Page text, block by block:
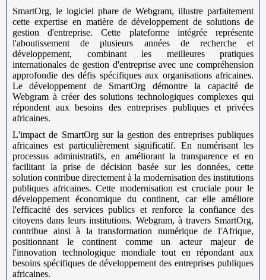
SmartOrg, le logiciel phare de Webgram, illustre parfaitement
cette expertise en matière de développement de solutions de
gestion d'entreprise. Cette plateforme intégrée représente
l'aboutissement de plusieurs années de recherche et
développement, combinant les meilleures pratiques
internationales de gestion d'entreprise avec une compréhension
approfondie des défis spécifiques aux organisations africaines.
Le développement de SmartOrg démontre la capacité de
Webgram à créer des solutions technologiques complexes qui
répondent aux besoins des entreprises publiques et privées
africaines.
L'impact de SmartOrg sur la gestion des entreprises publiques
africaines est particulièrement significatif. En numérisant les
processus administratifs, en améliorant la transparence et en
facilitant la prise de décision basée sur les données, cette
solution contribue directement à la modernisation des institutions
publiques africaines. Cette modernisation est cruciale pour le
développement économique du continent, car elle améliore
l'efficacité des services publics et renforce la confiance des
citoyens dans leurs institutions. Webgram, à travers SmartOrg,
contribue ainsi à la transformation numérique de l'Afrique,
positionnant le continent comme un acteur majeur de
l'innovation technologique mondiale tout en répondant aux
besoins spécifiques de développement des entreprises publiques
africaines.